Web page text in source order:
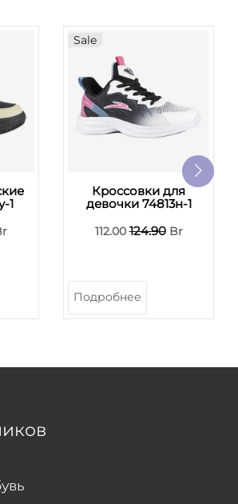
1
Sale
Кроссовки для
девочки 74813н-1
112.00124.90Br
Подробнее